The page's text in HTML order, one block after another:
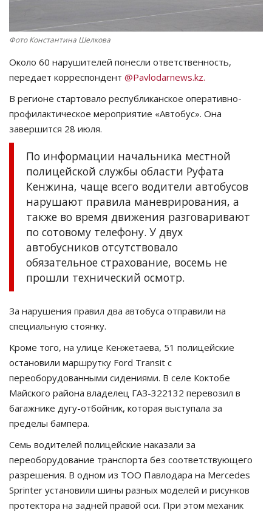
РАЗВЛЕЧЕНИЯ
OFFICIAL
Курултай
Язык
Қазақша Русский
Фото Константина Шелкова
Около 60 нарушителей понесли ответственность,
передает корреспондент @Pavlodarnews.kz.
В регионе стартовало республиканское оперативно-
профилактическое мероприятие «Автобус». Она
завершится 28 июля.
По информации начальника местной
полицейской службы области Руфата
Кенжина, чаще всего водители автобусов
нарушают правила маневрирования, а
также во время движения разговаривают
по сотовому телефону. У двух
автобусников отсутствовало
обязательное страхование, восемь не
прошли технический осмотр.
За нарушения правил два автобуса отправили на
специальную стоянку.
Кроме того, на улице Кенжетаева, 51 полицейские
остановили маршрутку Ford Transit с
переоборудованными сидениями. В селе Коктобе
Майского района владелец ГАЗ-322132 перевозил в
багажнике дугу-отбойник, которая выступала за
пределы бампера.
Семь водителей полицейские наказали за
переоборудование транспорта без соответствующего
разрешения. В одном из ТОО Павлодара на Mercedes
Sprinter установили шины разных моделей и рисунков
протектора на задней правой оси. При этом механик